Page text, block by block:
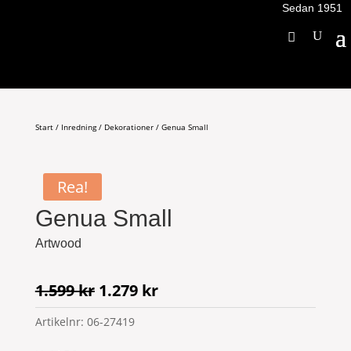
Sedan 1951
Start/ Inredning/ Dekorationer/ Genua Small
Rea!
Genua Small
Artwood
1.599kr Det
ursprungliga
priset
1.279 krDet
nuvarande
Artikelnr: 06-27419